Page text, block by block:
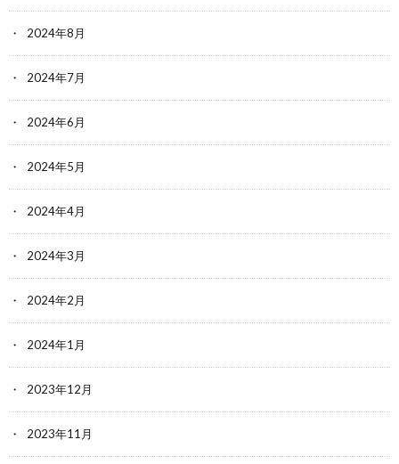
2024年8月
2024年7月
2024年6月
2024年5月
2024年4月
2024年3月
2024年2月
2024年1月
2023年12月
2023年11月